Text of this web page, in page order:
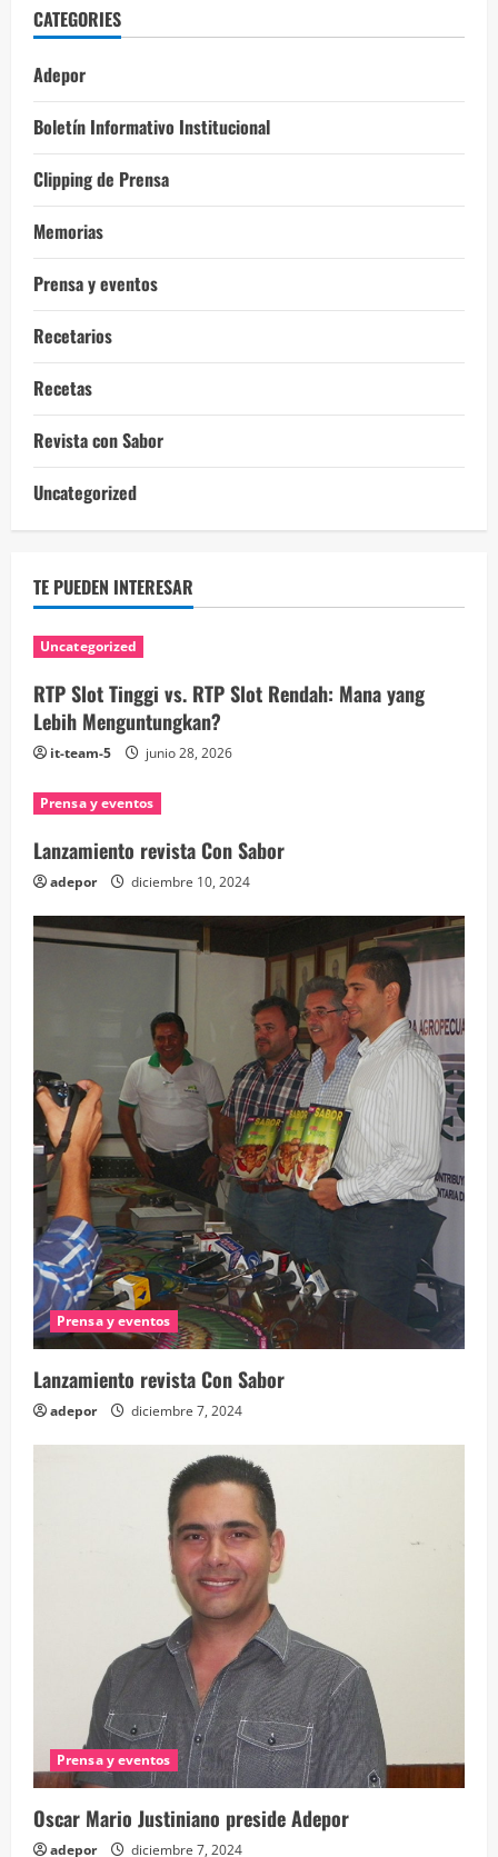
CATEGORIES
Adepor
Boletín Informativo Institucional
Clipping de Prensa
Memorias
Prensa y eventos
Recetarios
Recetas
Revista con Sabor
Uncategorized
TE PUEDEN INTERESAR
Uncategorized
RTP Slot Tinggi vs. RTP Slot Rendah: Mana yang
Lebih Menguntungkan?
it-team-5 junio 28, 2026
Prensa y eventos
Lanzamiento revista Con Sabor
adepor diciembre 10, 2024
Prensa y eventos
Lanzamiento revista Con Sabor
adepor diciembre 7, 2024
Prensa y eventos
Oscar Mario Justiniano preside Adepor
adepor diciembre 7, 2024